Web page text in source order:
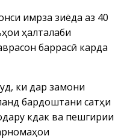
имрӯза зиёда аз 40
ҳалталаби
баррасӣ карда
ки дар замони
бардоштани сатҳи
кӯдак ва пешгирии